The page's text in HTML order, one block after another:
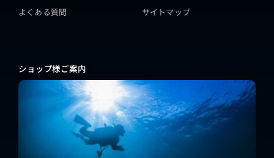
よくある質問
サイトマップ
ショップ様ご案内